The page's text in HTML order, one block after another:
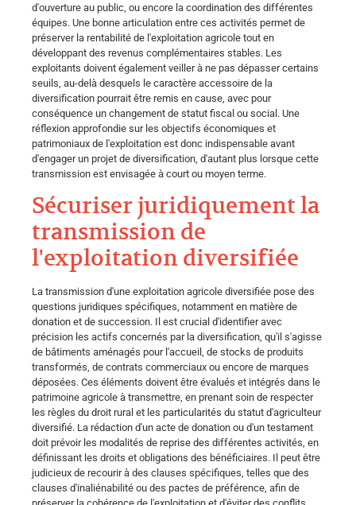
d'ouverture au public, ou encore la coordination des différentes
équipes. Une bonne articulation entre ces activités permet de
préserver la rentabilité de l'exploitation agricole tout en
développant des revenus complémentaires stables. Les
exploitants doivent également veiller à ne pas dépasser certains
seuils, au-delà desquels le caractère accessoire de la
diversification pourrait être remis en cause, avec pour
conséquence un changement de statut fiscal ou social. Une
réflexion approfondie sur les objectifs économiques et
patrimoniaux de l'exploitation est donc indispensable avant
d'engager un projet de diversification, d'autant plus lorsque cette
transmission est envisagée à court ou moyen terme.
Sécuriser juridiquement la
transmission de
l'exploitation diversifiée
La transmission d'une exploitation agricole diversifiée pose des
questions juridiques spécifiques, notamment en matière de
donation et de succession. Il est crucial d'identifier avec
précision les actifs concernés par la diversification, qu'il s'agisse
de bâtiments aménagés pour l'accueil, de stocks de produits
transformés, de contrats commerciaux ou encore de marques
déposées. Ces éléments doivent être évalués et intégrés dans le
patrimoine agricole à transmettre, en prenant soin de respecter
les règles du droit rural et les particularités du statut d'agriculteur
diversifié. La rédaction d'un acte de donation ou d'un testament
doit prévoir les modalités de reprise des différentes activités, en
définissant les droits et obligations des bénéficiaires. Il peut être
judicieux de recourir à des clauses spécifiques, telles que des
clauses d'inaliénabilité ou des pactes de préférence, afin de